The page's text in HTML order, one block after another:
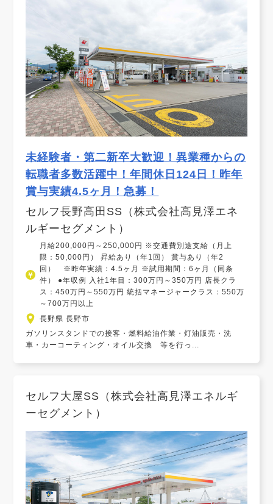
未経験者・第二新卒大歓迎！異業種からの
転職者多数活躍中！年間休日124日！昨年
賞与実績4.5ヶ月！急募！
セルフ長野高田SS（株式会社高見澤エネ
ルギーセグメント）
月給200,000円～250,000円 ※交通費別途支給（月上
限：50,000円） 昇給あり（年1回） 賞与あり（年2
回） ※昨年実績：4.5ヶ月 ※試用期間：6ヶ月（同条
件） ●年収例 入社1年目：300万円～350万円 店長クラ
ス：450万円～550万円 統括マネージャークラス：550万
～700万円以上
長野県 長野市
ガソリンスタンドでの接客・燃料給油作業・灯油販売・洗
車・カーコーティング・オイル交換 等を行っ...
セルフ大屋SS（株式会社高見澤エネルギ
ーセグメント）